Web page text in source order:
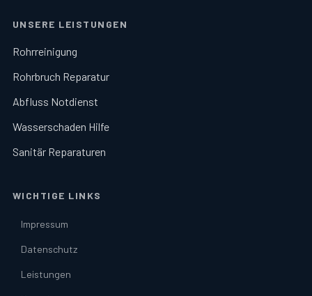
UNSERE LEISTUNGEN
Rohrreinigung
Rohrbruch Reparatur
Abfluss Notdienst
Wasserschaden Hilfe
Sanitär Reparaturen
WICHTIGE LINKS
Impressum
Datenschutz
Leistungen